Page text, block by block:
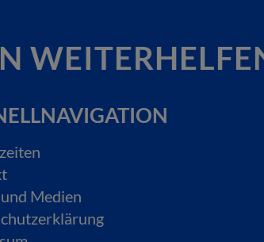
Medien